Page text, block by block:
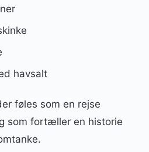
havsalt
føles som en rejse
som fortæller en historie